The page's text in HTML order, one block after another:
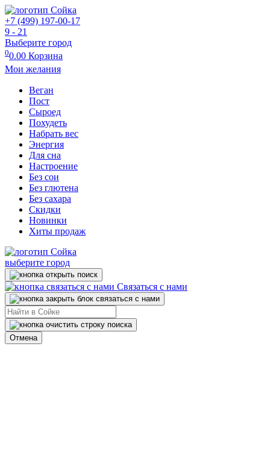
+7 (499) 197-00-17
9 - 21
Выберите город
00.00 Корзина
Мои желания
Веган
Пост
Сыроед
Похудеть
Набрать вес
Энергия
Для сна
Настроение
Без сои
Без глютена
Без сахара
Скидки
Новинки
Хиты продаж
выберите город
Связаться с нами
Отмена